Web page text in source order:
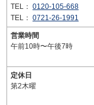
TEL： 0120-105-668
TEL： 0721-26-1991
営業時間
午前10時〜午後7時
定休日
第2木曜